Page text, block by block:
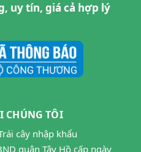
uy tín, giá cả hợp lý
CHÚNG TÔI
cây nhập khẩu
quận Tây Hồ cấp ngày